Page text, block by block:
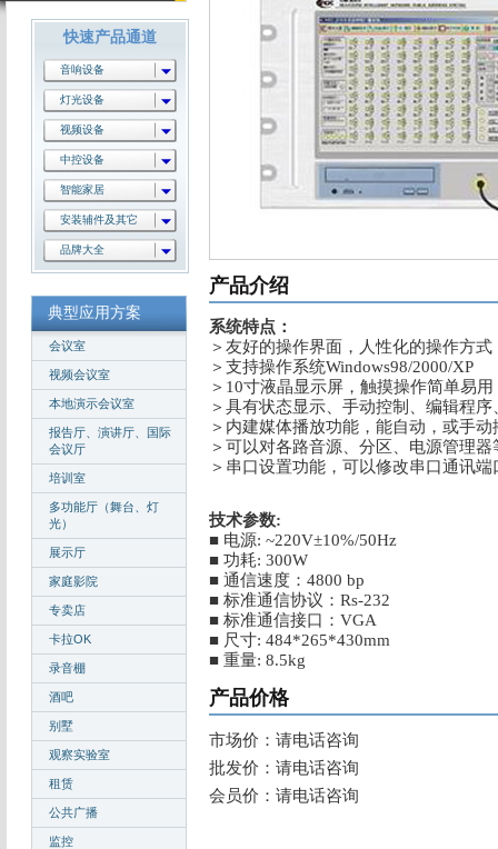
产品介绍
系统特点：
＞友好的操作界面，人性化的操作方式
＞支持操作系统Windows98/2000/XP
＞10寸液晶显示屏，触摸操作简单易用
＞具有状态显示、手动控制、编辑程
＞内建媒体播放功能，能自动，或手
＞可以对各路音源、分区、电源管理
＞串口设置功能，可以修改串口通讯端
技术参数:
■ 电源: ~220V±10%/50Hz
■ 功耗: 300W
■ 通信速度：4800 bp
■ 标准通信协议：Rs-232
■ 标准通信接口：VGA
■ 尺寸: 484*265*430mm
■ 重量: 8.5kg
产品价格
市场价：请电话咨询
批发价：请电话咨询
会员价：请电话咨询
快速产品通道
音响设备
灯光设备
视频设备
中控设备
智能家居
安装辅件及其它
品牌大全
典型应用方案
会议室
视频会议室
本地演示会议室
报告厅、演讲厅、国际
会议厅
培训室
多功能厅（舞台、灯
光）
展示厅
家庭影院
专卖店
卡拉OK
录音棚
酒吧
别墅
观察实验室
租赁
公共广播
监控